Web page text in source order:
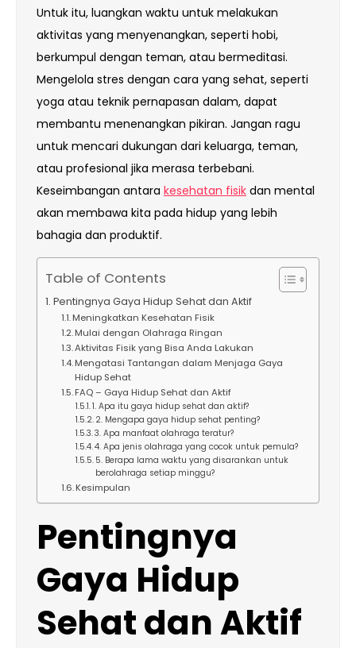
Untuk itu, luangkan waktu untuk melakukan
aktivitas yang menyenangkan, seperti hobi,
berkumpul dengan teman, atau bermeditasi.
Mengelola stres dengan cara yang sehat, seperti
yoga atau teknik pernapasan dalam, dapat
membantu menenangkan pikiran. Jangan ragu
untuk mencari dukungan dari keluarga, teman,
atau profesional jika merasa terbebani.
Keseimbangan antara kesehatan fisik dan mental
akan membawa kita pada hidup yang lebih
bahagia dan produktif.
Table of Contents
Pentingnya Gaya Hidup Sehat dan Aktif
Meningkatkan Kesehatan Fisik
Mulai dengan Olahraga Ringan
Aktivitas Fisik yang Bisa Anda Lakukan
Mengatasi Tantangan dalam Menjaga Gaya
Hidup Sehat
FAQ – Gaya Hidup Sehat dan Aktif
1. Apa itu gaya hidup sehat dan aktif?
2. Mengapa gaya hidup sehat penting?
3. Apa manfaat olahraga teratur?
4. Apa jenis olahraga yang cocok untuk pemula?
5. Berapa lama waktu yang disarankan untuk
berolahraga setiap minggu?
Kesimpulan
Pentingnya
Gaya Hidup
Sehat dan Aktif